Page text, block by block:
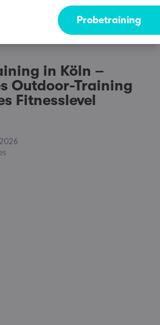
Probetraining
in Köln –
Outdoor-Training
Fitnesslevel